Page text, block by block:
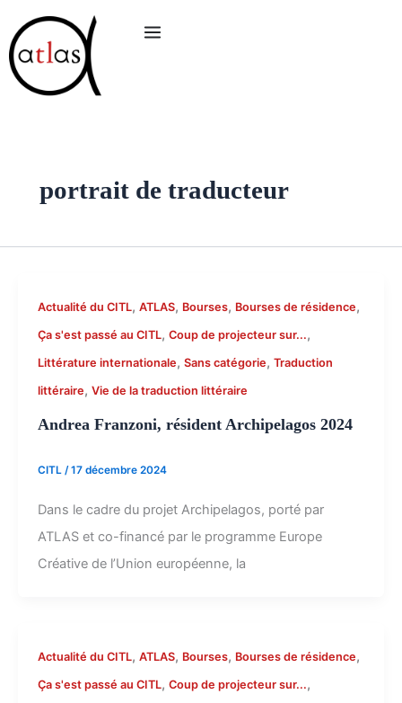
au
contenu
portrait de traducteur
Actualité du CITL, ATLAS, Bourses, Bourses de résidence,
Ça s'est passé au CITL, Coup de projecteur sur...,
Littérature internationale, Sans catégorie, Traduction
littéraire, Vie de la traduction littéraire
Andrea Franzoni, résident Archipelagos 2024
CITL /17 décembre 2024
Dans le cadre du projet Archipelagos, porté par
ATLAS et co-financé par le programme Europe
Créative de l’Union européenne, la
Actualité du CITL, ATLAS, Bourses, Bourses de résidence,
Ça s'est passé au CITL, Coup de projecteur sur...,